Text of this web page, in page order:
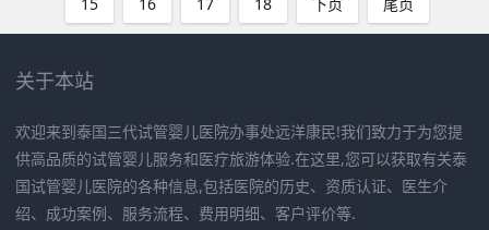
关于本站
欢迎来到泰国三代试管婴儿医院办事处远洋康民!我们致力于为您提
供高品质的试管婴儿服务和医疗旅游体验.在这里,您可以获取有关泰
国试管婴儿医院的各种信息,包括医院的历史、资质认证、医生介
绍、成功案例、服务流程、费用明细、客户评价等.